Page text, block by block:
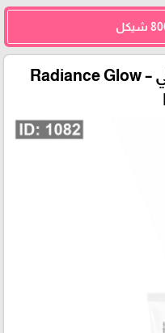
بكج إشراقة البشرة الثلاثي – Radiance Glow